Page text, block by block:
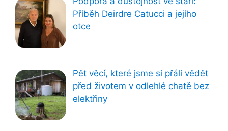
Příběh Deirdre Catucci a jejího
otce
Pět věcí, které jsme si přáli vědět
před životem v odlehlé chatě bez
elektřiny